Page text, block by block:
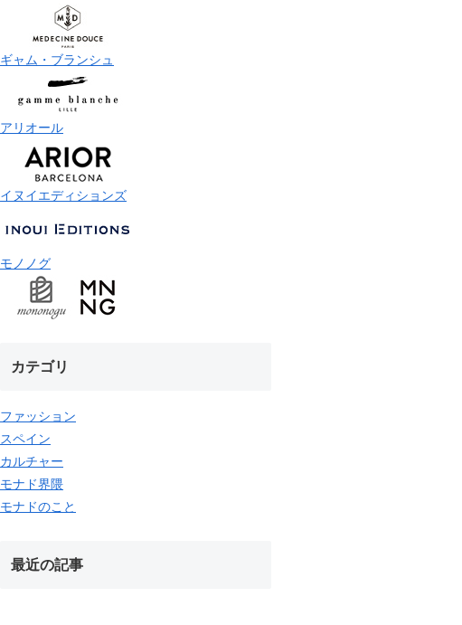
ギャム・ブランシュ
アリオール
イヌイエディションズ
モノノグ
カテゴリ
ファッション
スペイン
カルチャー
モナド界隈
モナドのこと
最近の記事